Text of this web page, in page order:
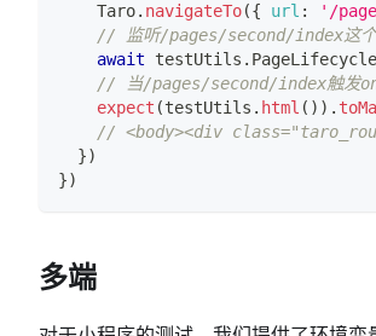
Taro. navigateTo({ url : '/
// 监听/pages/second/index这个
await testUtils . PageLifecycle
// 当/pages/second/index触发
expect (testUtils . html ( ) ) .
// <body><div
})
})
多端